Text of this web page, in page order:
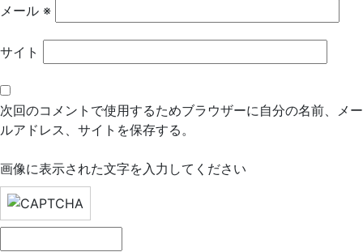
メール ※
サイト
次回のコメントで使用するためブラウザーに自分の名前、メー
ルアドレス、サイトを保存する。
画像に表示された文字を入力してください